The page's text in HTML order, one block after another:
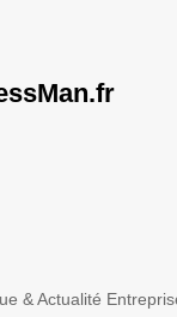
& Actualité